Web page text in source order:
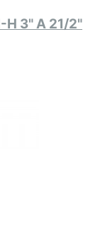
H 3" A 21/2"